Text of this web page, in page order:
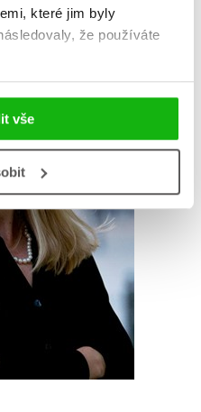
které jim byly
že používáte
vše